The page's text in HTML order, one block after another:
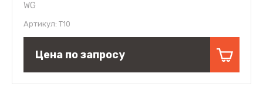
WG
Артикул: Т10
Цена по запросу